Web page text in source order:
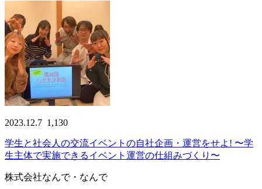
2023.12.7 1,130
学生と社会人の交流イベントの自社企画・運営をせよ! 〜学
生主体で実施できるイベント運営の仕組みづくり〜
株式会社なんで・なんで